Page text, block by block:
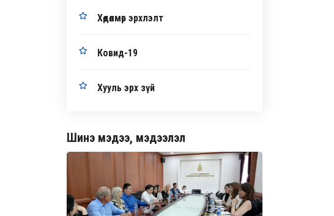
Хөдөлмөр эрхлэлт
Ковид-19
Хууль эрх зүй
Шинэ мэдээ, мэдээлэл